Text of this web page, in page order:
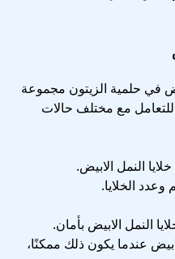
في حلمية الزيتون مجموعة
للتعامل مع مختلف حالات
النمل الابيض.
الخلايا.
النمل الابيض بأمان.
عندما يكون ذلك ممكنًا،